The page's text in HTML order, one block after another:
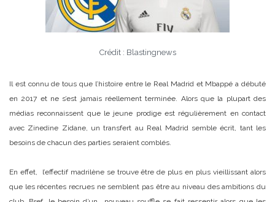
Crédit : Blastingnews
Il est connu de tous que l’histoire entre le Real Madrid et Mbappé a débuté
en 2017 et ne s’est jamais réellement terminée. Alors que la plupart des
médias reconnaissent que le jeune prodige est régulièrement en contact
avec Zinedine Zidane, un transfert au Real Madrid semble écrit, tant les
besoins de chacun des parties seraient comblés.
En effet, l’effectif madrilène se trouve être de plus en plus vieillissant alors
que les récentes recrues ne semblent pas être au niveau des ambitions du